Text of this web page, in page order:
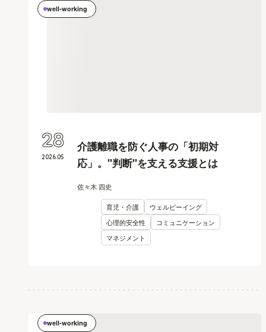
well-working
介護離職を防ぐ人事の「初期対
応」。"判断"を支える支援とは
佐々木 四史
育児・介護
ウェルビーイング
心理的安全性
コミュニケーション
マネジメント
2026.05
28
well-working